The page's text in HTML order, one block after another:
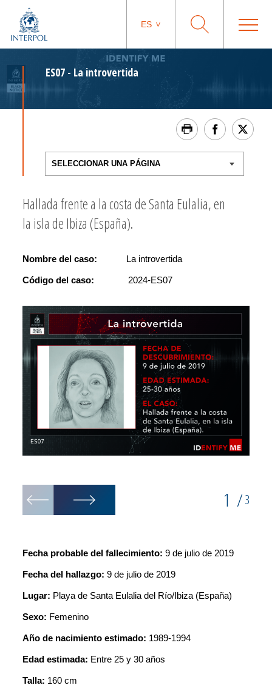
ES
ES07 - La introvertida
Hallada frente a la costa de Santa Eulalia, en
la isla de Ibiza (España).
Nombre del caso: La introvertida
Código del caso: 2024-ES07
1 /3
Fecha probable del fallecimiento: 9 de julio de 2019
Fecha del hallazgo: 9 de julio de 2019
Lugar: Playa de Santa Eulalia del Río/Ibiza (España)
Sexo: Femenino
Año de nacimiento estimado: 1989-1994
Edad estimada: Entre 25 y 30 años
Talla: 160 cm